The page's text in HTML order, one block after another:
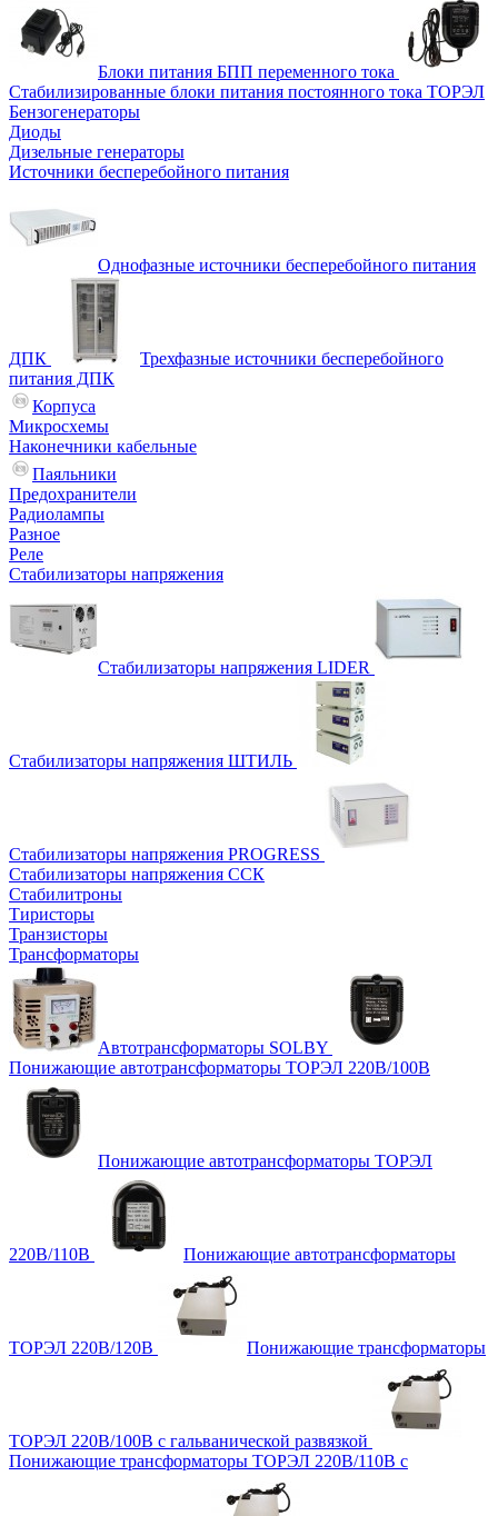
Блоки питания БПП переменного тока
Стабилизированные блоки питания постоянного тока ТОРЭЛ
Бензогенераторы
Диоды
Дизельные генераторы
Источники бесперебойного питания
Однофазные источники бесперебойного питания
ДПК
Трехфазные источники бесперебойного
питания ДПК
Корпуса
Микросхемы
Наконечники кабельные
Паяльники
Предохранители
Радиолампы
Разное
Реле
Стабилизаторы напряжения
Стабилизаторы напряжения LIDER
Стабилизаторы напряжения ШТИЛЬ
Стабилизаторы напряжения PROGRESS
Стабилизаторы напряжения ССК
Стабилитроны
Тиристоры
Транзисторы
Трансформаторы
Автотрансформаторы SOLBY
Понижающие автотрансформаторы ТОРЭЛ 220В/100В
Понижающие автотрансформаторы ТОРЭЛ
220В/110В Понижающие автотрансформаторы
ТОРЭЛ 220В/120В Понижающие трансформаторы
ТОРЭЛ 220В/100В с гальванической развязкой
Понижающие трансформаторы ТОРЭЛ 220В/110В с